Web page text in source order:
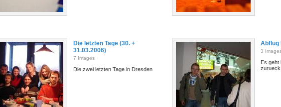
Die letzten Tage (30. +
31.03.2006)
7 Images
Die zwei letzten Tage in Dresden
Abflug
3
Es geht
zurueck!